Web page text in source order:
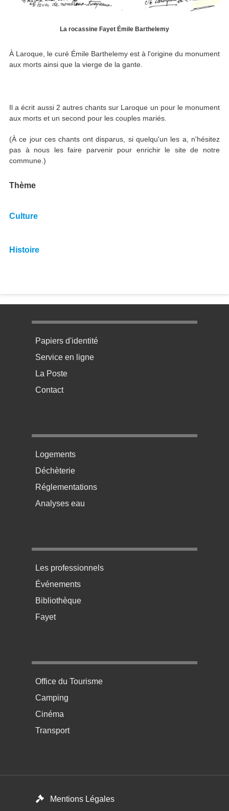
La rocassine Fayet Émile Barthelemy
À Laroque, le curé Émile Barthelemy est à l'origine du monument
aux morts ainsi que la vierge de la gante.
Il a écrit aussi 2 autres chants sur Laroque un pour le monument
aux morts et un second pour les couples mariés.
(À ce jour ces chants ont disparus, si quelqu'un les a, n'hésitez
pas à nous les faire parvenir pour enrichir le site de notre
commune.)
Thème
Culture
Histoire
Menu pratique bas de page 1
Papiers d'identité
Service en ligne
La Poste
Contact
Menu pratique bas de page 2
Logements
Déchèterie
Réglementations
Analyses eau
Menu pratique bas de page 3
Les professionnels
Événements
Bibliothèque
Fayet
Menu pratique bas de page 4
Office du Tourisme
Camping
Cinéma
Transport
Mentions Légales